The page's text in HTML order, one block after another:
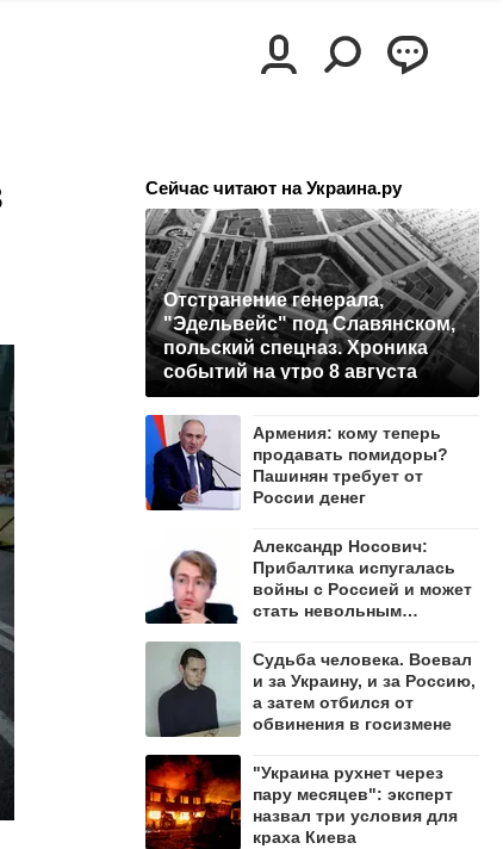
Сейчас читают на Украина.ру
Отстранение генерала,
"Эдельвейс" под Славянском,
польский спецназ. Хроника
событий на утро 8 августа
Армения: кому теперь
продавать помидоры?
Пашинян требует от
России денег
Александр Носович:
Прибалтика испугалась
войны с Россией и может
стать невольным
Судьба человека. Воевал
и за Украину, и за Россию,
а затем отбился от
обвинения в госизмене
"Украина рухнет через
пару месяцев": эксперт
назвал три условия для
краха Киева